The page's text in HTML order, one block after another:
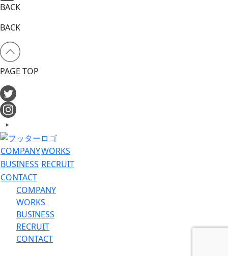
Hatena
BACK
BACK
PAGE TOP
COMPANYWORKS
BUSINESS RECRUIT
CONTACT
COMPANY
WORKS
BUSINESS
RECRUIT
CONTACT